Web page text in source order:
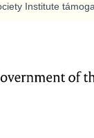
Institute